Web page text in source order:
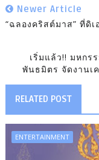
Newer Article
“ฉลองคริสต์มาส” ที่ดิ
เริ่มแล้ว!! มหกร
พันธมิตร จัดงานเ
RELATED POST
ENTERTAINMENT